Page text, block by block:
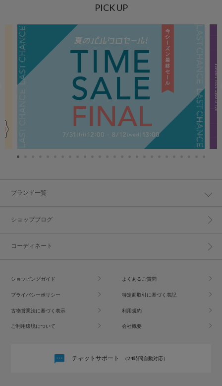
PICK UP
ブランド一覧
ショップブログ
コーディネート
ショッピングガイド よくあるご質問
プライバシーポリシー 特定商取引に基づく表記
古物営業法に基づく表示 利用規約
ご利用環境について 会社概要
チャットサポート （24時間自動対応）